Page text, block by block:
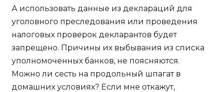
А использовать данные из деклараций для
уголовного преследования или проведения
налоговых проверок декларантов будет
запрещено. Причины их выбывания из списка
уполномоченных банков, не поясняются.
Можно ли сесть на продольный шпагат в
домашних условиях? Если мне откажут,